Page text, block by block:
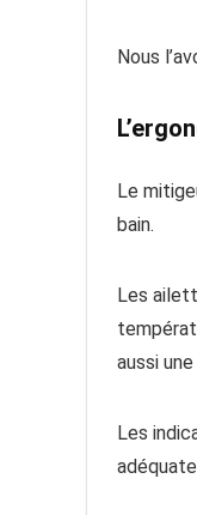
Nous
Le
bain.
Les
aussi
Les